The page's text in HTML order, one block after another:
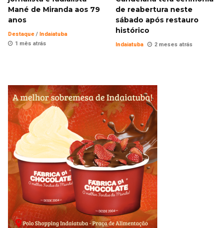
Mané de Miranda aos 79
anos
Destaque / Indaiatuba
1 mês atrás
de reabertura neste
sábado após restauro
histórico
Indaiatuba 2 meses atrás